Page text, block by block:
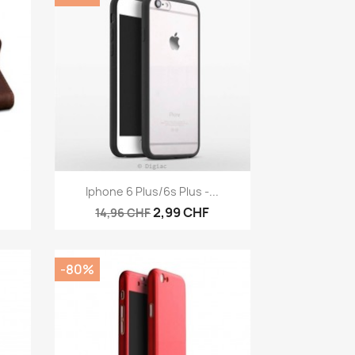
Aperçu rapide
Iphone 6 Plus/6s Plus -...
14,96 CHF2,99 CHF
-80%